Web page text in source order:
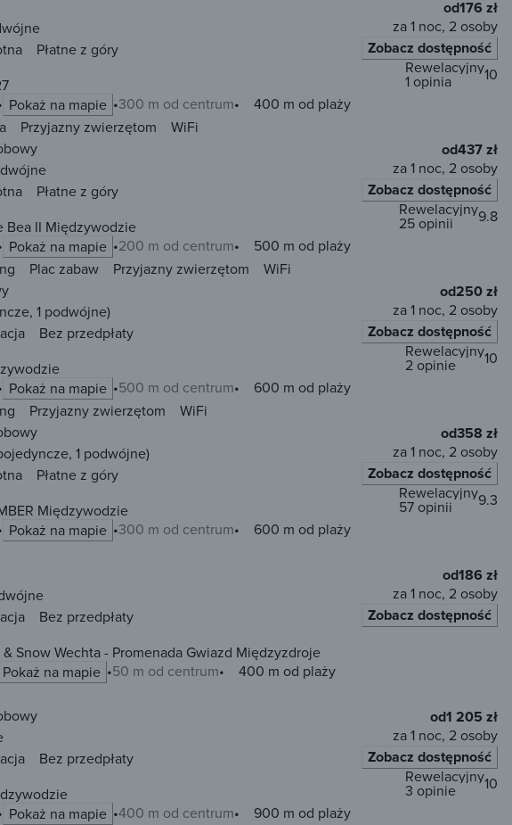
Płatne z góry
od176 zł
za 1 noc, 2 osoby
Zobacz dostępność
Pokaż na mapie 300 m od centrum 400 m od plaży
10
Rewelacyjny
1 opinia
Przyjazny zwierzętom
WiFi
Płatne z góry
od437 zł
za 1 noc, 2 osoby
Zobacz dostępność
Bea II Międzywodzie
Pokaż na mapie 200 m od centrum 500 m od plaży
9.8
Rewelacyjny
25 opinii
Plac zabaw Przyjazny zwierzętom
WiFi
1 podwójne)
Bez przedpłaty
od250 zł
za 1 noc, 2 osoby
Zobacz dostępność
Pokaż na mapie 500 m od centrum 600 m od plaży
10
Rewelacyjny
2 opinie
Przyjazny zwierzętom
WiFi
1 podwójne)
Płatne z góry
od358 zł
za 1 noc, 2 osoby
Zobacz dostępność
Międzywodzie
Pokaż na mapie 300 m od centrum 600 m od plaży
9.3
Rewelacyjny
57 opinii
Bez przedpłaty
od186 zł
za 1 noc, 2 osoby
Zobacz dostępność
Apartamenty Sun & Snow Wechta - Promenada Gwiazd Międzyzdroje
Pokaż na mapie 50 m od centrum
400 m od plaży
Bez przedpłaty
od1 205 zł
za 1 noc, 2 osoby
Zobacz dostępność
Pokaż na mapie 400 m od centrum 900 m od plaży
10
Rewelacyjny
3 opinie